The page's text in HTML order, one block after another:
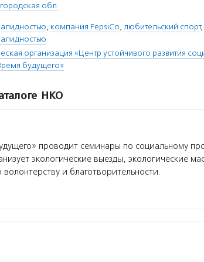
обл.
, компания PepsiCo, любительский спорт,
организация «Центр устойчивого развития
будущего»
НКО
проводит семинары по социальному
экологические выезды, экологические
и благотворительности.